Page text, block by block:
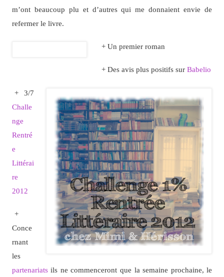
m’ont beaucoup plu et d’autres qui me donnaient envie de
refermer le livre.
+ Un premier roman
+ Des avis plus positifs sur Babelio
+ 3/7
Challe
nge
Rentré
e
Littérai
re
2012
+
Conce
rnant
les
partenariatsils ne commenceront que la semaine prochaine, le